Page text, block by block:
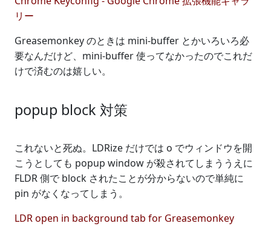
リー
Greasemonkey のときは mini-buffer とかいろいろ必
要なんだけど、mini-buffer 使ってなかったのでこれだ
けで済むのは嬉しい。
popup block 対策
これないと死ぬ。LDRize だけでは o でウィンドウを開
こうとしても popup window が殺されてしまううえに
FLDR 側で block されたことが分からないので単純に
pin がなくなってしまう。
LDR open in background tab for Greasemonkey